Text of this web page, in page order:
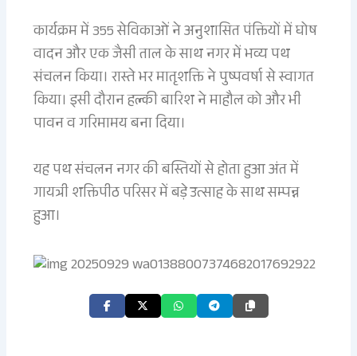
कार्यक्रम में 355 सेविकाओं ने अनुशासित पंक्तियों में घोष
वादन और एक जैसी ताल के साथ नगर में भव्य पथ
संचलन किया। रास्ते भर मातृशक्ति ने पुष्पवर्षा से स्वागत
किया। इसी दौरान हल्की बारिश ने माहौल को और भी
पावन व गरिमामय बना दिया।
यह पथ संचलन नगर की बस्तियों से होता हुआ अंत में
गायत्री शक्तिपीठ परिसर में बड़े उत्साह के साथ सम्पन्न
हुआ।